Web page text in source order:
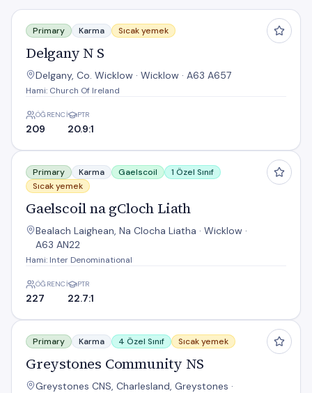
Delgany N S
Primary Karma Sıcak yemek
Delgany N S
Delgany, Co. Wicklow · Wicklow · A63 A657
Hami: Church Of Ireland
ÖĞRENCI
209
PTR
20.9:1
Gaelscoil na gCloch Liath
Primary Karma Gaelscoil
1 Özel Sınıf
Sıcak yemek
Gaelscoil na gCloch Liath
Bealach Laighean, Na Clocha Liatha · Wicklow ·
A63 AN22
Hami: Inter Denominational
ÖĞRENCI
227
PTR
22.7:1
Greystones Community NS
Primary Karma 4 Özel Sınıf Sıcak yemek
Greystones Community NS
Greystones CNS, Charlesland, Greystones ·